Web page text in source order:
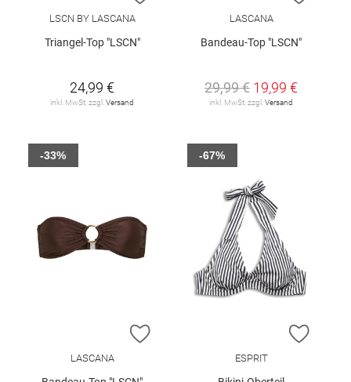
LSCN BY LASCANA
Triangel-Top "LSCN"
24,99 €
inkl. MwSt. zzgl. Versand
LASCANA
Bandeau-Top "LSCN"
29,99 € 19,99 €
inkl. MwSt. zzgl. Versand
ZUR WUNSCHLISTE HINZUFÜGEN
LASCANA
-33%
ZUR
ESPRIT
-67%